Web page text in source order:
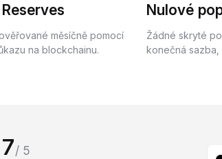
měsíčně pomocí
na blockchainu.
Nulové
Žádné skryté
konečná
/ 5